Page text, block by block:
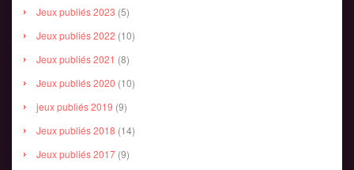
Jeux publiés 2023 (5)
Jeux publiés 2022 (10)
Jeux publiés 2021 (8)
Jeux publiés 2020 (10)
jeux publiés 2019 (9)
Jeux publiés 2018 (14)
Jeux publiés 2017 (9)